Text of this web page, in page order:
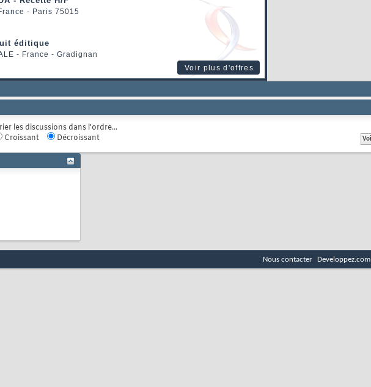
- Paris 75015
éditique
- France - Gradignan
Voir plus d'offres
les discussions dans l'ordre...
Croissant
Décroissant
Nous contacter Developpez.com